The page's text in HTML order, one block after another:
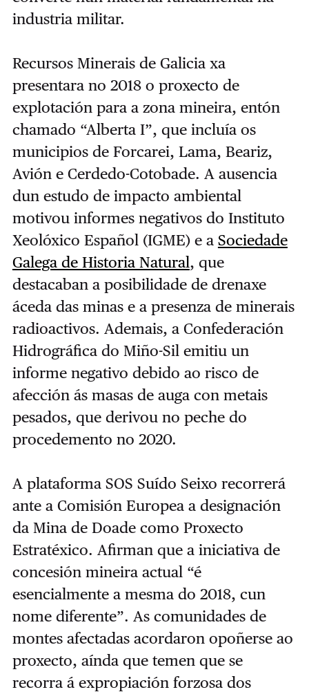
industria militar.
Recursos Minerais de Galicia xa
presentara no 2018 o proxecto de
explotación para a zona mineira, entón
chamado “Alberta I”, que incluía os
municipios de Forcarei, Lama, Beariz,
Avión e Cerdedo-Cotobade. A ausencia
dun estudo de impacto ambiental
motivou informes negativos do Instituto
Xeolóxico Español (IGME) e a Sociedade
Galega de Historia Natural, que
destacaban a posibilidade de drenaxe
áceda das minas e a presenza de minerais
radioactivos. Ademais, a Confederación
Hidrográfica do Miño-Sil emitiu un
informe negativo debido ao risco de
afección ás masas de auga con metais
pesados, que derivou no peche do
procedemento no 2020.
A plataforma SOS Suído Seixo recorrerá
ante a Comisión Europea a designación
da Mina de Doade como Proxecto
Estratéxico. Afirman que a iniciativa de
concesión mineira actual “é
esencialmente a mesma do 2018, cun
nome diferente”. As comunidades de
montes afectadas acordaron opoñerse ao
proxecto, aínda que temen que se
recorra á expropiación forzosa dos